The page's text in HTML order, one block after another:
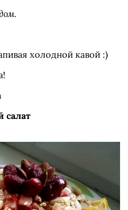
холодной кавой :)
салат